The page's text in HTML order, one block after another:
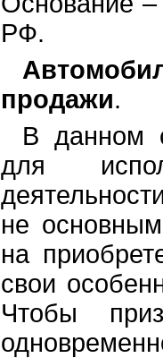
РФ.
продажи.
В данном
для
не
на
свои
Чтобы